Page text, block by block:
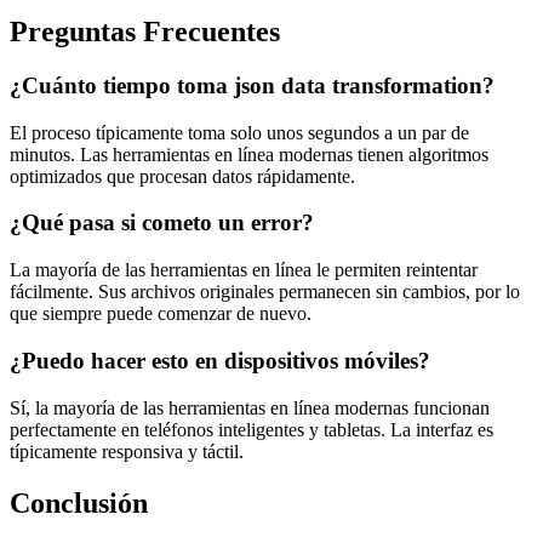
Preguntas Frecuentes
¿Cuánto tiempo toma json data transformation?
El proceso típicamente toma solo unos segundos a un par de
minutos. Las herramientas en línea modernas tienen algoritmos
optimizados que procesan datos rápidamente.
¿Qué pasa si cometo un error?
La mayoría de las herramientas en línea le permiten reintentar
fácilmente. Sus archivos originales permanecen sin cambios, por lo
que siempre puede comenzar de nuevo.
¿Puedo hacer esto en dispositivos móviles?
Sí, la mayoría de las herramientas en línea modernas funcionan
perfectamente en teléfonos inteligentes y tabletas. La interfaz es
típicamente responsiva y táctil.
Conclusión